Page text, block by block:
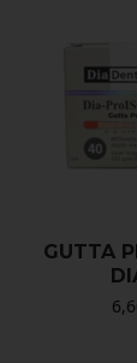
GUTTA